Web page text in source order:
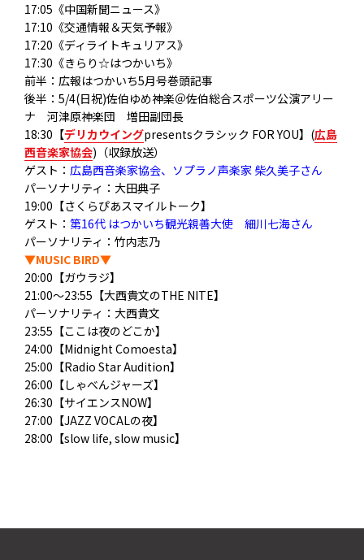
17:05《中国新聞ニュース》
17:10《交通情報＆天気予報》
17:20《ディライトキュリアス》
17:30《きらり☆はつかいち》
前半：広報はつかいち5月号巻頭記事
後半：5/4(日祝)佐伯ゆめ神楽＠佐伯総合スポーツ公演アリー
ナ 河津原神楽団 増田副団長
18:30【デリカウイングpresentsクラシック FOR YOU】(広島
西音楽家協会)（収録放送）
ゲスト： 広島西音楽家協会、ソプラノ声楽家 柴久美子さん
パーソナリティ：大田典子
19:00【さくらぴあスマイルトーク】
ゲスト： 第16代 はつかいち観光親善大使 細川七海さん
パーソナリティ： 竹内志乃
▼MUSIC BIRD▼
20:00【ガウラジ】
21:00～23:55【大西貴文のTHE NITE】
パーソナリティ：大西貴文
23:55【ここは夜のどこか】
24:00【Midnight Comoesta】
25:00【Radio Star Audition】
26:00【しゃべんジャーズ】
26:30【サイエンスNOW】
27:00【JAZZ VOCALの夜】
28:00【slow life, slow music】